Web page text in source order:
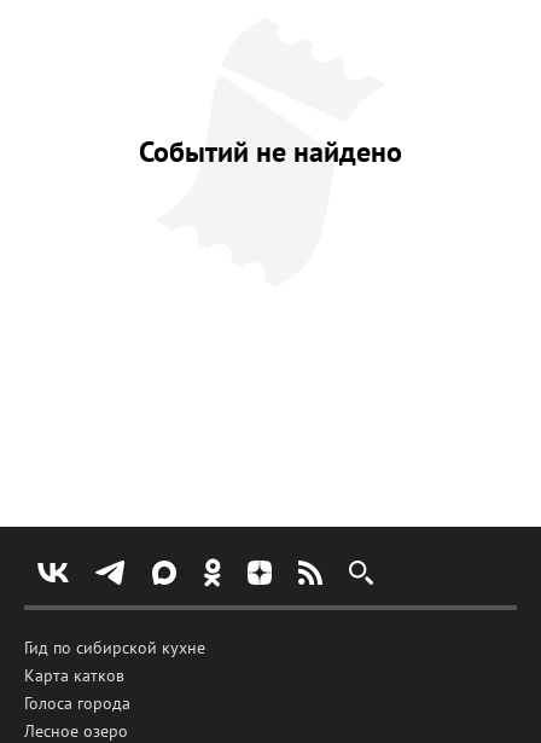
Событий не найдено
Гид по сибирской кухне
Карта катков
Голоса города
Лесное озеро